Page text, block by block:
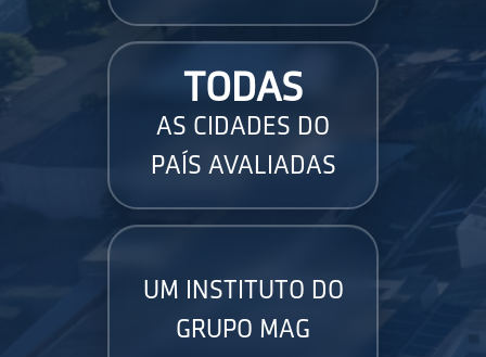
TODAS
AS CIDADES DO
PAÍS AVALIADAS
UM INSTITUTO DO
GRUPO MAG